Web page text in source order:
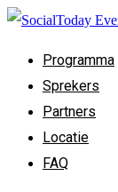
Programma
Sprekers
Partners
Locatie
FAQ